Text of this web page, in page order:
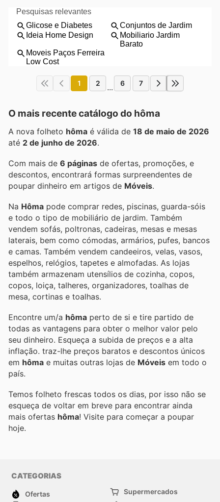
1 2 ... 6 7
O mais recente catálogo do hôma
A nova folheto hôma é válida de 18 de maio de 2026
até 2 de junho de 2026.
Com mais de 6 páginas de ofertas, promoções, e
descontos, encontrará formas surpreendentes de
poupar dinheiro em artigos de Móveis.
Na Hôma pode comprar redes, piscinas, guarda-sóis
e todo o tipo de mobiliário de jardim. Também
vendem sofás, poltronas, cadeiras, mesas e mesas
laterais, bem como cómodas, armários, pufes, bancos
e camas. Também vendem candeeiros, velas, vasos,
espelhos, relógios, tapetes e almofadas. As lojas
também armazenam utensílios de cozinha, copos,
copos, loiça, talheres, organizadores, toalhas de
mesa, cortinas e toalhas.
Encontre um/a hôma perto de si e tire partido de
todas as vantagens para obter o melhor valor pelo
seu dinheiro. Esqueça a subida de preços e a alta
inflação. traz-lhe preços baratos e descontos únicos
em hôma e muitas outras lojas de Móveis em todo o
país.
Temos folheto frescas todos os dias, por isso não se
esqueça de voltar em breve para encontrar ainda
mais ofertas hôma ! Visite para começar a poupar
hoje.
CATEGORIAS
Ofertas
Supermercados